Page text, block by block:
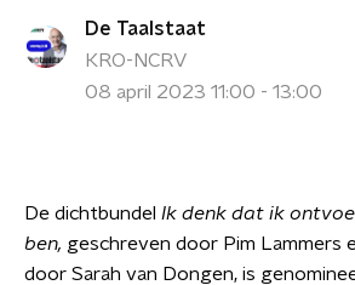
De Taalstaat
KRO-NCRV
08 april 2023 11:00 - 13:00
De dichtbundel Ik denk dat ik
ben, geschreven door Pim Lammers
door Sarah van Dongen, is